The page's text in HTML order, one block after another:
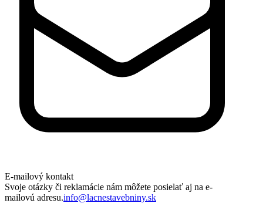
E-mailový kontakt
Svoje otázky či reklamácie nám môžete posielať aj na e-
mailovú adresu.info@lacnestavebniny.sk